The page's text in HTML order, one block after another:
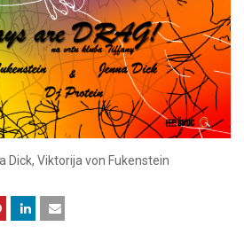
Dick, Viktorija von Fukenstein